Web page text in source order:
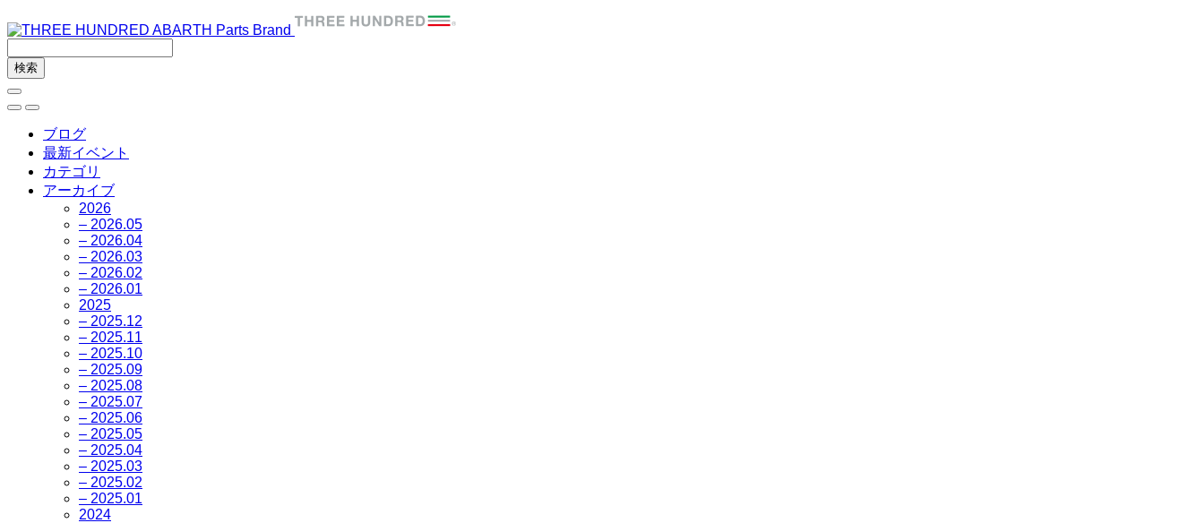
ブログ
最新イベント
カテゴリ
アーカイブ
2026
– 2026.05
– 2026.04
– 2026.03
– 2026.02
– 2026.01
2025
– 2025.12
– 2025.11
– 2025.10
– 2025.09
– 2025.08
– 2025.07
– 2025.06
– 2025.05
– 2025.04
– 2025.03
– 2025.02
– 2025.01
2024